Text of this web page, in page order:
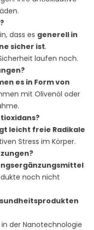
dass es generell in
sicher ist.
laufen noch.
es in Form von
mit Olivenöl oder
leicht freie Radikale
Stress im Körper.
noch nicht
der Nanotechnologie